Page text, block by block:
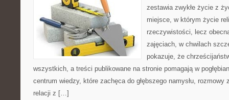
zestawia zwykłe życie z
miejsce, w którym życie
rzeczywistości, lecz
zajęciach, w chwilach
pokazuje, że
wszystkich, a treści publikowane na stronie pomagają w
centrum wiedzy, które zachęca do głębszego namysłu, rozmowy
relacji z […]